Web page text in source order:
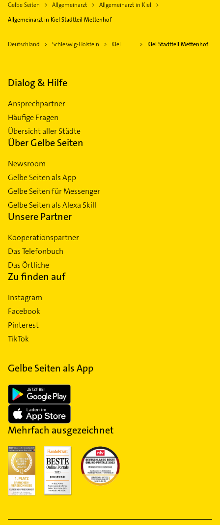
Gelbe Seiten Allgemeinarzt
Allgemeinarzt in Kiel
Allgemeinarzt in Kiel Stadtteil Mettenhof
Deutschland Schleswig-Holstein Kiel Kiel Stadtteil Mettenhof
Dialog & Hilfe
Ansprechpartner
Häufige Fragen
Übersicht aller Städte
Über Gelbe Seiten
Newsroom
Gelbe Seiten als App
Gelbe Seiten für Messenger
Gelbe Seiten als Alexa Skill
Unsere Partner
Kooperationspartner
Das Telefonbuch
Das Örtliche
Zu finden auf
Instagram
Facebook
Pinterest
TikTok
Gelbe Seiten als App
Mehrfach ausgezeichnet